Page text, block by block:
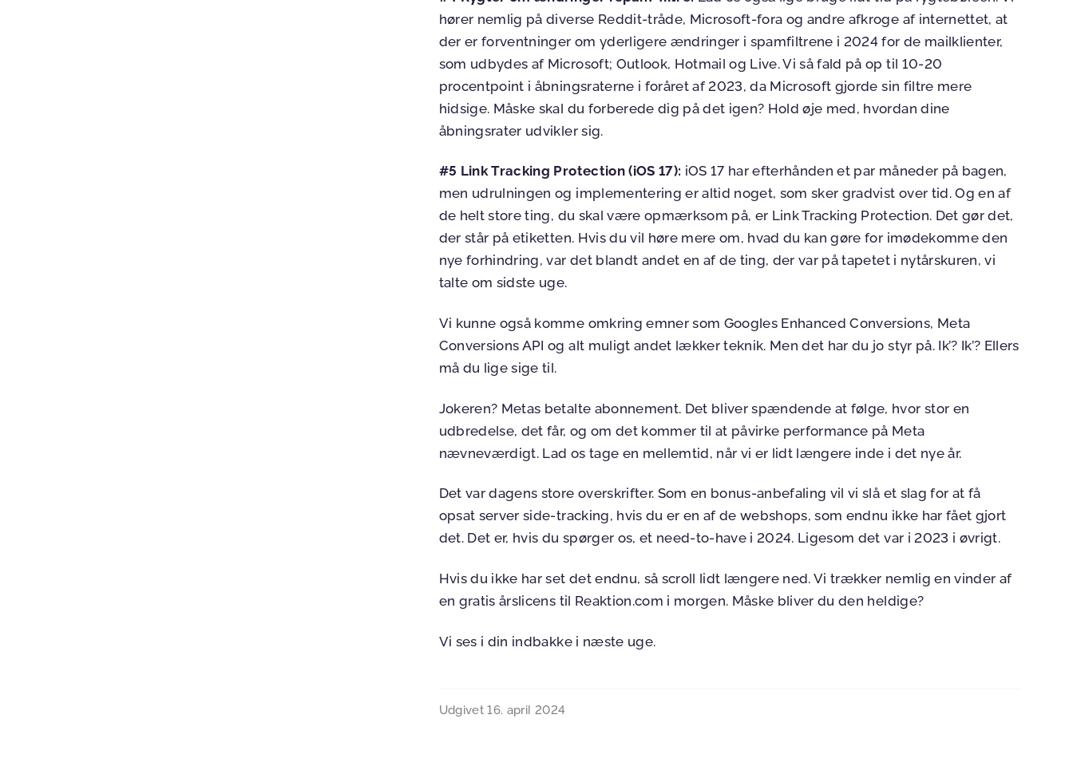
hører nemlig på diverse Reddit-tråde, Microsoft-fora og andre afkroge af internettet, at
der er forventninger om yderligere ændringer i spamfiltrene i 2024 for de mailklienter,
som udbydes af Microsoft; Outlook, Hotmail og Live. Vi så fald på op til 10-20
procentpoint i åbningsraterne i foråret af 2023, da Microsoft gjorde sin filtre mere
hidsige. Måske skal du forberede dig på det igen? Hold øje med, hvordan dine
åbningsrater udvikler sig.
#5 Link Tracking Protection (iOS 17): iOS 17 har efterhånden et par måneder på bagen,
men udrulningen og implementering er altid noget, som sker gradvist over tid. Og en af
de helt store ting, du skal være opmærksom på, er Link Tracking Protection. Det gør det,
der står på etiketten. Hvis du vil høre mere om, hvad du kan gøre for imødekomme den
nye forhindring, var det blandt andet en af de ting, der var på tapetet i nytårskuren, vi
talte om sidste uge.
Vi kunne også komme omkring emner som Googles Enhanced Conversions, Meta
Conversions API og alt muligt andet lækker teknik. Men det har du jo styr på. Ik’? Ik’? Ellers
må du lige sige til.
Jokeren? Metas betalte abonnement. Det bliver spændende at følge, hvor stor en
udbredelse, det får, og om det kommer til at påvirke performance på Meta
nævneværdigt. Lad os tage en mellemtid, når vi er lidt længere inde i det nye år.
Det var dagens store overskrifter. Som en bonus-anbefaling vil vi slå et slag for at få
opsat server side-tracking, hvis du er en af de webshops, som endnu ikke har fået gjort
det. Det er, hvis du spørger os, et need-to-have i 2024. Ligesom det var i 2023 i øvrigt.
Hvis du ikke har set det endnu, så scroll lidt længere ned. Vi trækker nemlig en vinder af
en gratis årslicens til Reaktion.com i morgen. Måske bliver du den heldige?
Vi ses i din indbakke i næste uge.
Udgivet16. april 2024